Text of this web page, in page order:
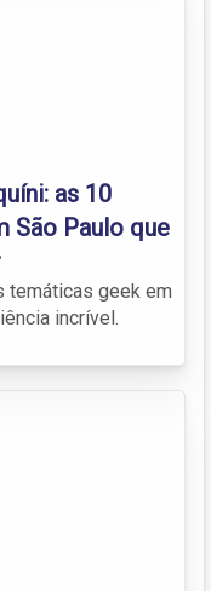
as 10
São Paulo que
temáticas geek em
incrível.